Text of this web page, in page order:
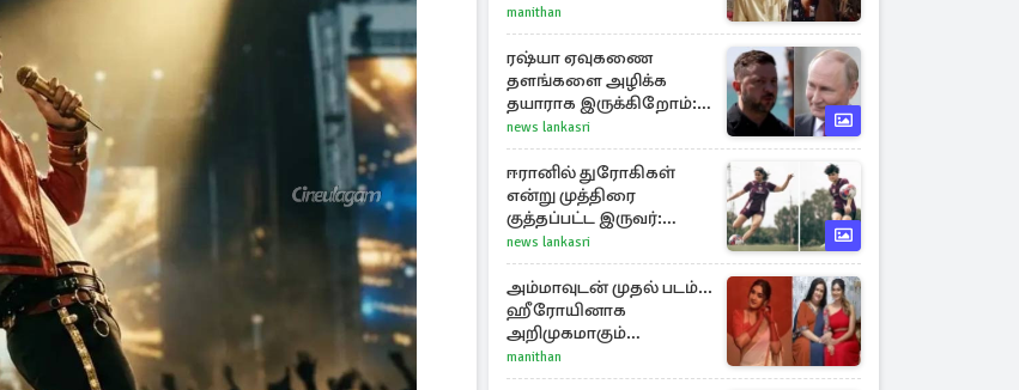
manithan
ரஷ்யா ஏவுகணை
தளங்களை அழிக்க
தயாராக இருக்கிறோம்:
எச்சரிக்கை விடுத்த
ஜெலென்ஸ்கி
news lankasri
ஈரானில் துரோகிகள்
என்று முத்திரை
குத்தப்பட்ட இருவர்:
குடியுரிமை அளித்த நாடு
news lankasri
அம்மாவுடன் முதல் படம்...
ஹீரோயினாக
அறிமுகமாகும்
ஊர்வசியின் மகள்
தேஜலட்சுமி!
manithan